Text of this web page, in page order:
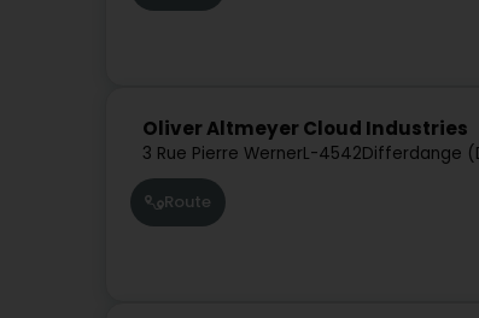
Oliver Altmeyer Cloud Industries
3 Rue Pierre WernerL-4542Differdange
Route